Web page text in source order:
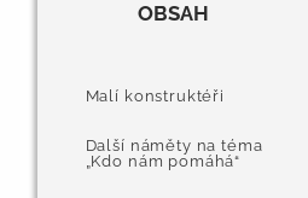
OBSAH
Malí konstruktéři
Další náměty na téma
„Kdo nám pomáhá“